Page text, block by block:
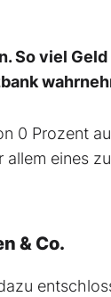
So viel
0 Prozent
eines
& Co.